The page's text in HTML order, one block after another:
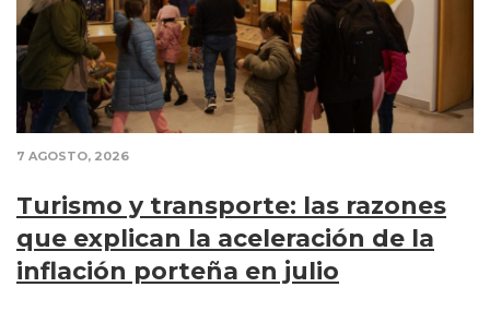
7 AGOSTO, 2026
Turismo y transporte: las razones
que explican la aceleración de la
inflación porteña en julio